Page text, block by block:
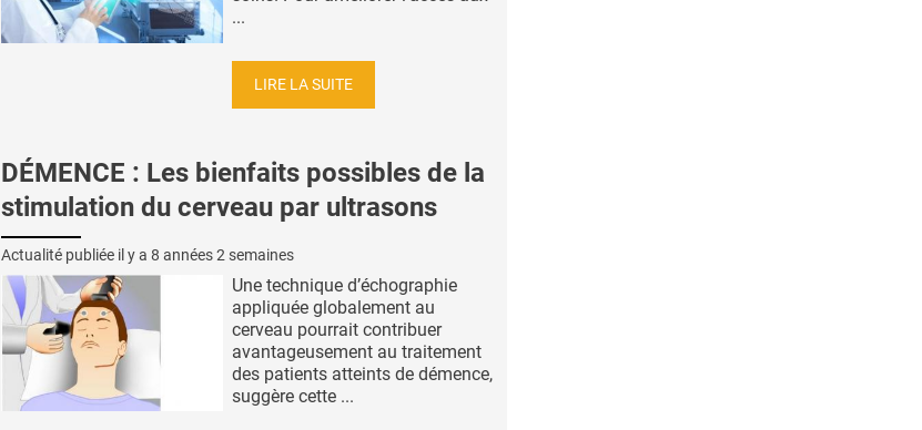
...
LIRE LA SUITE
DÉMENCE : Les bienfaits possibles de la
stimulation du cerveau par ultrasons
Actualité publiée il y a 8 années 2 semaines
Une technique d’échographie
appliquée globalement au
cerveau pourrait contribuer
avantageusement au traitement
des patients atteints de démence,
suggère cette ...